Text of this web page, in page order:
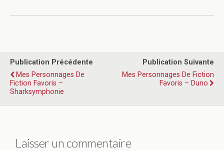
Publication Précédente
Mes Personnages De
Fiction Favoris –
Sharksymphonie
Publication Suivante
Mes Personnages De Fiction
Favoris – Duno
Laisser un commentaire